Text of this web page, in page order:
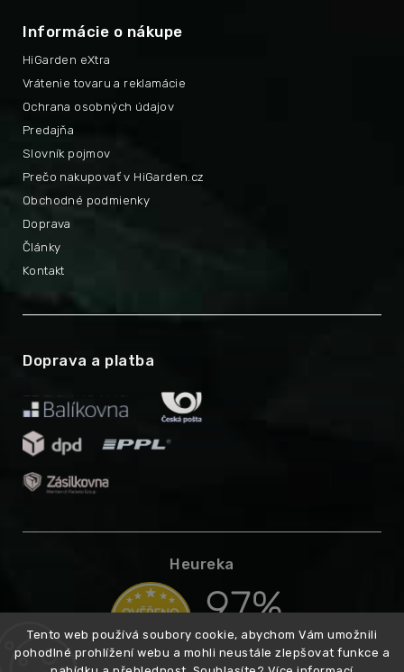
Tento web používá soubory cookie, abychom Vám umožnili
pohodlné prohlížení webu a mohli neustále zlepšovat funkce a
Informácie o nákupe
HiGarden eXtra
Prečo nakupovať v HiGarden.cz
Vrátenie tovaru a reklamácie
Obchodné podmienky
Ochrana osobných údajov
Doprava
Predajňa
Články
Slovník pojmov
Kontakt
Doprava a platba
Heureka